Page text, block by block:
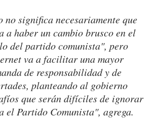
no significa necesariamente que
a haber un cambio brusco en el
del partido comunista", pero
va a facilitar una mayor
de responsabilidad y de
planteando al gobierno
que serán difíciles de ignorar
el Partido Comunista", agrega.